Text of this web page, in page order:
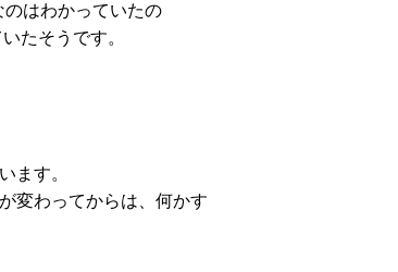
はわかっていたの
たそうです。
ます。
変わってからは、何かす